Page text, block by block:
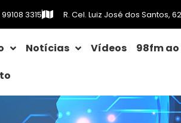
3315 R. Cel. Luiz José dos Santos,
Notícias Vídeos 98fm